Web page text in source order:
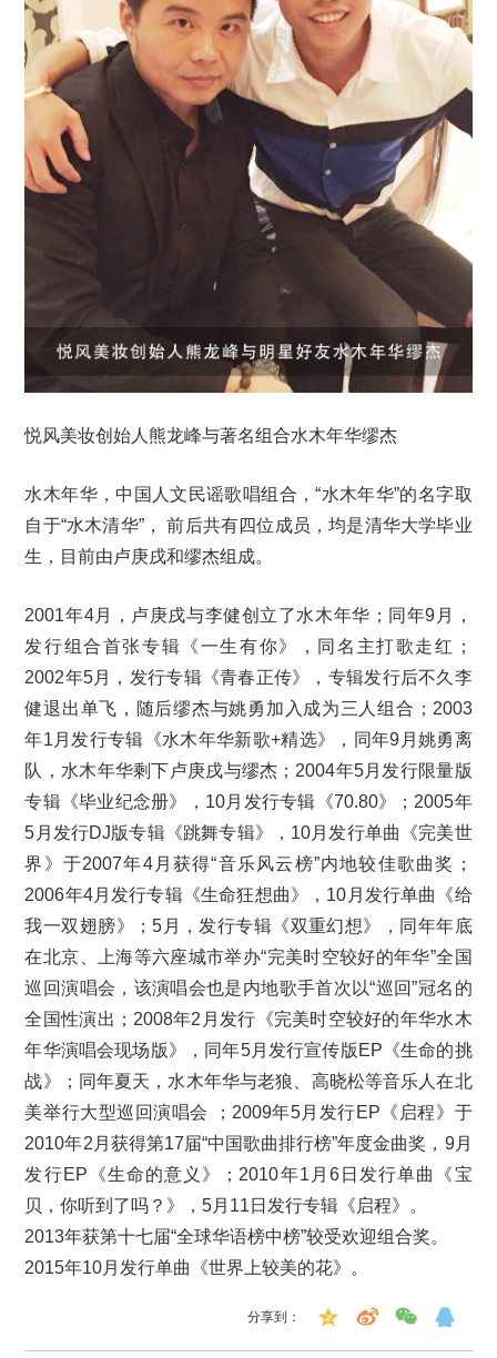
悦风美妆创始人熊龙峰与著名组合水木年华缪杰
水木年华，中国人文民谣歌唱组合，“水木年华”的名字取
自于“水木清华”， 前后共有四位成员，均是清华大学毕业
生，目前由卢庚戌和缪杰组成。
2001年4月，卢庚戌与李健创立了水木年华；同年9月，
发行组合首张专辑《一生有你》，同名主打歌走红；
2002年5月，发行专辑《青春正传》，专辑发行后不久李
健退出单飞，随后缪杰与姚勇加入成为三人组合；2003
年1月发行专辑《水木年华新歌+精选》，同年9月姚勇离
队，水木年华剩下卢庚戌与缪杰；2004年5月发行限量版
专辑《毕业纪念册》，10月发行专辑《70.80》；2005年
5月发行DJ版专辑《跳舞专辑》，10月发行单曲《完美世
界》于2007年4月获得“音乐风云榜”内地较佳歌曲奖；
2006年4月发行专辑《生命狂想曲》，10月发行单曲《给
我一双翅膀》；5月，发行专辑《双重幻想》，同年年底
在北京、上海等六座城市举办“完美时空较好的年华”全国
巡回演唱会，该演唱会也是内地歌手首次以“巡回”冠名的
全国性演出；2008年2月发行《完美时空较好的年华水木
年华演唱会现场版》，同年5月发行宣传版EP《生命的挑
战》；同年夏天，水木年华与老狼、高晓松等音乐人在北
美举行大型巡回演唱会 ；2009年5月发行EP《启程》于
2010年2月获得第17届“中国歌曲排行榜”年度金曲奖，9月
发行EP《生命的意义》；2010年1月6日发行单曲《宝
贝，你听到了吗？》，5月11日发行专辑《启程》。
2013年获第十七届“全球华语榜中榜”较受欢迎组合奖。
2015年10月发行单曲《世界上较美的花》。
分享到：